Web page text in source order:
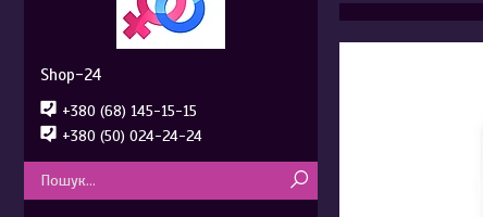
Shop-24
+380 (68) 145-15-15
+380 (50) 024-24-24